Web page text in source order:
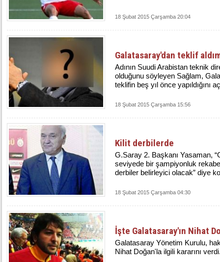
18 Şubat 2015 Çarşamba 20:04
Galatasaray'dan teklif
Adının Suudi Arabistan teknik
olduğunu söyleyen Sağlam,
teklifin beş yıl önce yapıldığını
18 Şubat 2015 Çarşamba 15:56
Kilit derbilerde
G.Saray 2. Başkanı Yasaman,
seviyede bir şampiyonluk
derbiler belirleyici olacak” diye
18 Şubat 2015 Çarşamba 04:30
İşte Galatasaray'ın Nihat
Galatasaray Yönetim Kurulu,
Nihat Doğan'la ilgili kararını